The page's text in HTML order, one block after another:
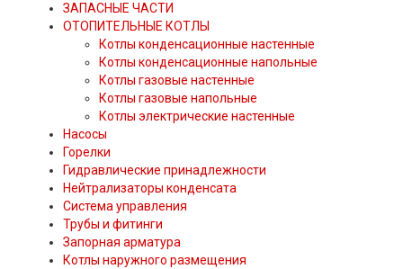
ЗАПАСНЫЕ ЧАСТИ
ОТОПИТЕЛЬНЫЕ КОТЛЫ
Котлы конденсационные настенные
Котлы конденсационные напольные
Котлы газовые настенные
Котлы газовые напольные
Котлы электрические настенные
Насосы
Горелки
Гидравлические принадлежности
Нейтрализаторы конденсата
Система управления
Трубы и фитинги
Запорная арматура
Котлы наружного размещения